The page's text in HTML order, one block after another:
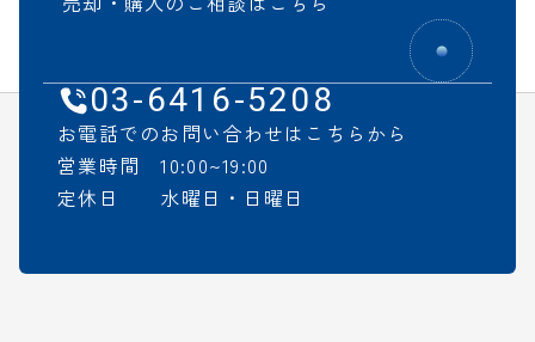
03-6416-5208
お電話でのお問い合わせはこちらから
営業時間 10:00~19:00
定休日 水曜日・日曜日